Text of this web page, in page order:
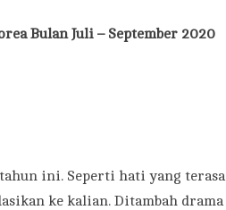
Bulan Juli – September 2020
ini. Seperti hati yang
ke kalian. Ditambah